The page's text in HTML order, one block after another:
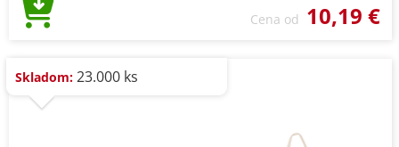
Cena od 10,19 €
Skladom: 23.000 ks